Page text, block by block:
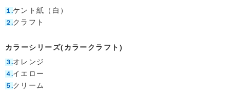
１.ケント紙（白）
２.クラフト
カラーシリーズ(カラークラフト)
３.オレンジ
４.イエロー
５.クリーム